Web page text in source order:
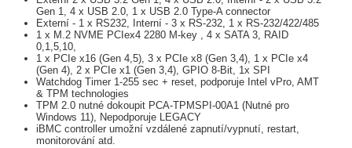
Gen 1, 4 x USB 2.0, 1 x USB 2.0 Type-A connector
Externí - 1 x RS232, Interní - 3 x RS-232, 1 x RS-232/422/485
1 x M.2 NVME PCIex4 2280 M-key , 4 x SATA 3, RAID
0,1,5,10,
1 x PCIe x16 (Gen 4,5), 3 x PCIe x8 (Gen 3,4), 1 x PCIe x4
(Gen 4), 2 x PCIe x1 (Gen 3,4), GPIO 8-Bit, 1x SPI
Watchdog Timer 1-255 sec + reset, podporuje Intel vPro, AMT
& TPM technologies
TPM 2.0 nutné dokoupit PCA-TPMSPI-00A1 (Nutné pro
Windows 11), Nepodporuje LEGACY
iBMC controller umožní vzdálené zapnutí/vypnutí, restart,
monitorování atd.